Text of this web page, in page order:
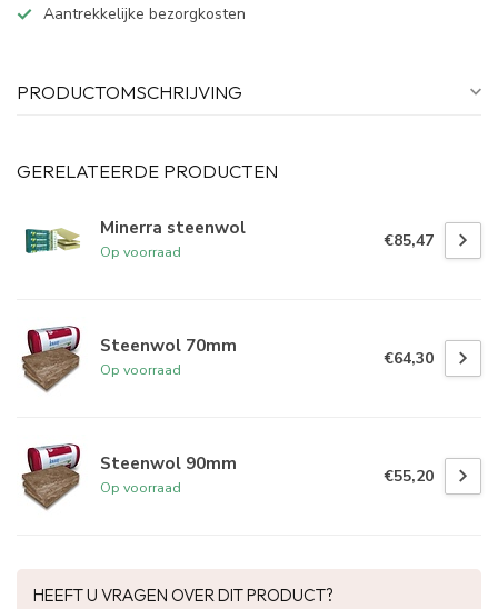
Aantrekkelijke bezorgkosten
PRODUCTOMSCHRIJVING
GERELATEERDE PRODUCTEN
Minerra steenwol
Op voorraad
€85,47
Steenwol 70mm
Op voorraad
€64,30
Steenwol 90mm
Op voorraad
€55,20
HEEFT U VRAGEN OVER DIT PRODUCT?